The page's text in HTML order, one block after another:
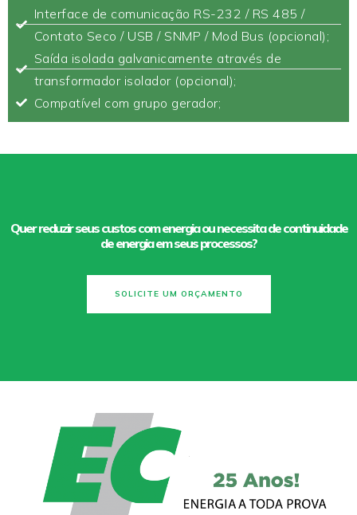
Interface de comunicação RS-232 / RS 485 /
Contato Seco / USB / SNMP / Mod Bus (opcional);
Saída isolada galvanicamente através de
transformador isolador (opcional);
Compatível com grupo gerador;
Quer reduzir seus custos com energia ou necessita de continuidade
de energia em seus processos?
SOLICITE UM ORÇAMENTO